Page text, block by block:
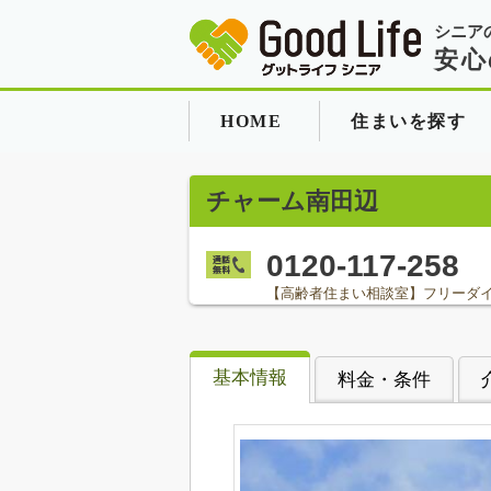
シニア
安
HOME 住まいを探す
チャーム南田辺
0120-117-258
【高齢者住まい相談室】フリーダ
基本情報 料金・条件